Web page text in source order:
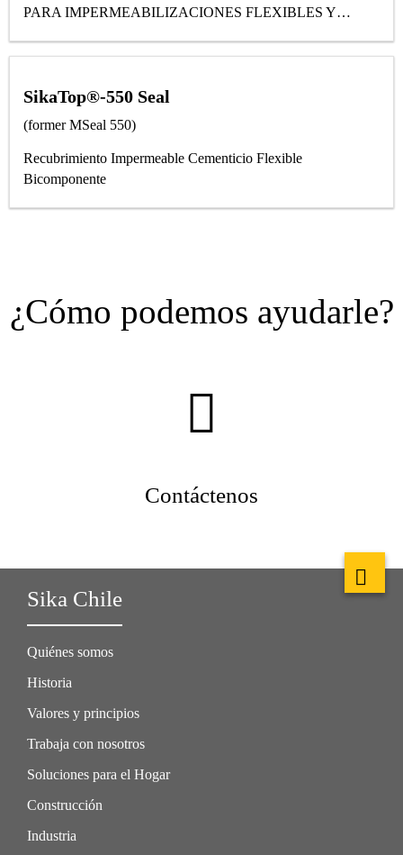
PARA IMPERMEABILIZACIONES FLEXIBLES Y
SikaTop®-550 Seal
(former MSeal 550)
Recubrimiento Impermeable Cementicio Flexible
Bicomponente
¿Cómo podemos ayudarle?
Contáctenos
Sika Chile
Quiénes somos
Historia
Valores y principios
Trabaja con nosotros
Soluciones para el Hogar
Construcción
Industria